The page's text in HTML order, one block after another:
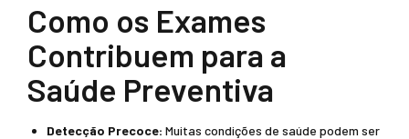
Como os Exames
Contribuem para a
Saúde Preventiva
Detecção Precoce: Muitas condições de saúde podem ser